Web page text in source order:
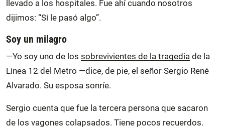
llevado a los hospitales. Fue ahí cuando nosotros
dijimos: “Sí le pasó algo”.
Soy un milagro
—Yo soy uno de los sobrevivientes de la tragedia de la
Línea 12 del Metro —dice, de pie, el señor Sergio René
Alvarado. Su esposa sonríe.
Sergio cuenta que fue la tercera persona que sacaron
de los vagones colapsados. Tiene pocos recuerdos.